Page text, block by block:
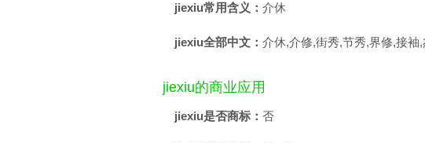
jiexiu常用含义： 介休
jiexiu全部中文： 介休,介修,街秀,节秀,界修,接
jiexiu的商业应用
jiexiu是否商标： 否